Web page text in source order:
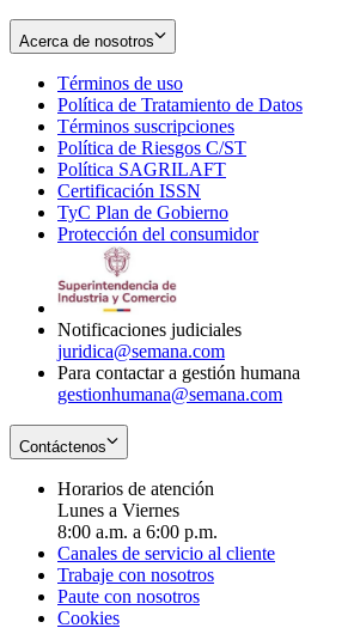
Acerca de nosotros
Términos de uso
in
new
window
Política de Tratamiento de Datos
Términos suscripciones
in
Política de Riesgos C/ST
Política SAGRILAFT
new
window
Certificación ISSN
in
new
TyC Plan de Gobierno
in
Protección del consumidorOpens
Notificaciones judiciales
juridica@semana.com
Para contactar a gestión humana
gestionhumana@semana.com
Contáctenos
Horarios de atención
Lunes a Viernes
8:00 a.m. a 6:00 p.m.
Canales de servicio al cliente
Trabaje con nosotros
Paute con nosotros
Cookies